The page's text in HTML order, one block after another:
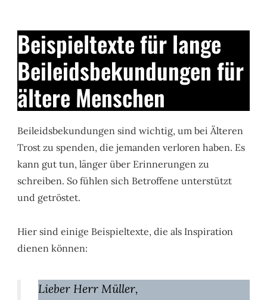
Beispieltexte für lange
Beileidsbekundungen für
ältere Menschen
Beileidsbekundungen sind wichtig, um bei Älteren
Trost zu spenden, die jemanden verloren haben. Es
kann gut tun, länger über Erinnerungen zu
schreiben. So fühlen sich Betroffene unterstützt
und getröstet.
Hier sind einige Beispieltexte, die als Inspiration
dienen können:
Lieber Herr Müller,